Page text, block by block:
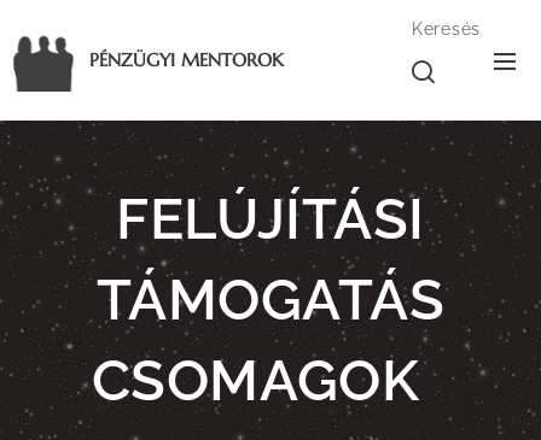
PÉNZÜGYI MENTOROK
Keresés
FELÚJÍTÁSI
TÁMOGATÁS
CSOMAGOK